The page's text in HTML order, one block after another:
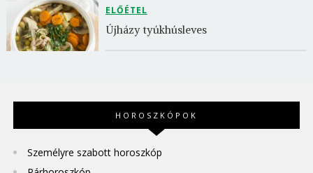
ELŐÉTEL
Újházy tyúkhúsleves
HOROSZKÓPOK
Személyre szabott horoszkóp